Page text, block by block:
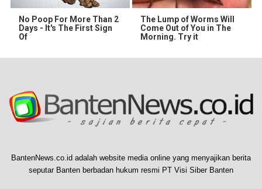
No Poop For More Than 2
Days - It's The First Sign
Of
The Lump of Worms Will
Come Out of You in The
Morning. Try it
BantenNews.co.id adalah website media online yang menyajikan berita
seputar Banten berbadan hukum resmi PT Visi Siber Banten